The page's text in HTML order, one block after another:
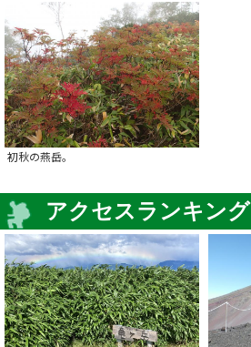
初秋の燕岳。
アクセスランキング